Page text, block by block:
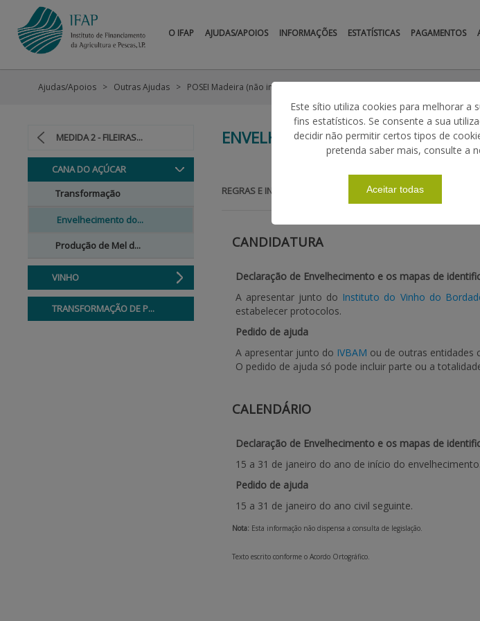
O IFAP AJUDAS/APOIOS INFORMAÇÕES ESTATÍSTICAS PAGAMENTOS
MEDIDA 2 - FILEIRAS...
CANA DO AÇÚCAR
Transformação
Envelhecimento do...
Produção de Mel d...
VINHO
TRANSFORMAÇÃO DE P...
Ajudas/Apoios Outras Ajudas POSEI Madeira (não incluídas no PU)
ENVELHECIMENTO DO RUM
REGRAS E INFORMAÇÕES BÁSICAS | DEFINIÇÕES
CANDIDATURA
Declaração de Envelhecimento e os mapas de
A apresentar junto do Instituto do Vinho do
estabelecer protocolos.
Pedido de ajuda
A apresentar junto do IVBAM ou de outras entidades
O pedido de ajuda só pode incluir parte ou a
CALENDÁRIO
Declaração de Envelhecimento e os mapas de
15 a 31 de janeiro do ano de início do envelhecimento.
Pedido de ajuda
15 a 31 de janeiro do ano civil seguinte.
Nota: Esta informação não dispensa a consulta de legislação.
Texto escrito conforme o Acordo Ortográfico.
Este sítio utiliza cookies para melhorar a
fins estatísticos. Se consente a sua
decidir não permitir certos tipos de
pretenda saber mais, consulte a
Aceitar todas